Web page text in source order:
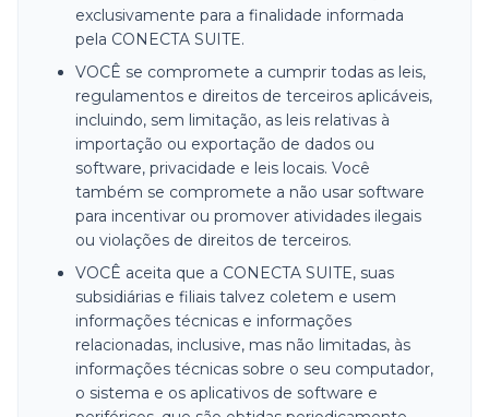
exclusivamente para a finalidade informada
pela CONECTA SUITE.
VOCÊ se compromete a cumprir todas as leis,
regulamentos e direitos de terceiros aplicáveis,
incluindo, sem limitação, as leis relativas à
importação ou exportação de dados ou
software, privacidade e leis locais. Você
também se compromete a não usar software
para incentivar ou promover atividades ilegais
ou violações de direitos de terceiros.
VOCÊ aceita que a CONECTA SUITE, suas
subsidiárias e filiais talvez coletem e usem
informações técnicas e informações
relacionadas, inclusive, mas não limitadas, às
informações técnicas sobre o seu computador,
o sistema e os aplicativos de software e